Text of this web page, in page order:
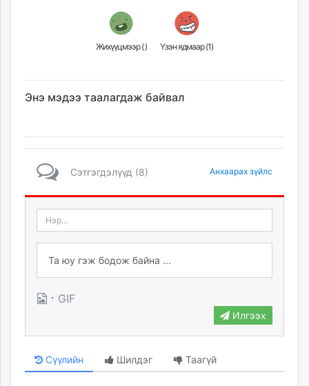
Жихүүцмээр () Үзэн ядмаар (1)
Энэ мэдээ таалагдаж байвал
Сэтгэгдэлүүд (8) Анхаарах зүйлс
· GIF
Илгээх
Сүүлийн Шилдэг Таагүй